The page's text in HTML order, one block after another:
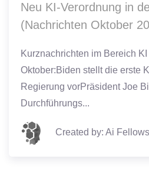
Neu KI-Verordnung in
(Nachrichten Oktober
Kurznachrichten im Bereich
Oktober:Biden stellt die erste
Regierung vorPräsident Joe
Durchführungs...
Created by: Ai Fellows